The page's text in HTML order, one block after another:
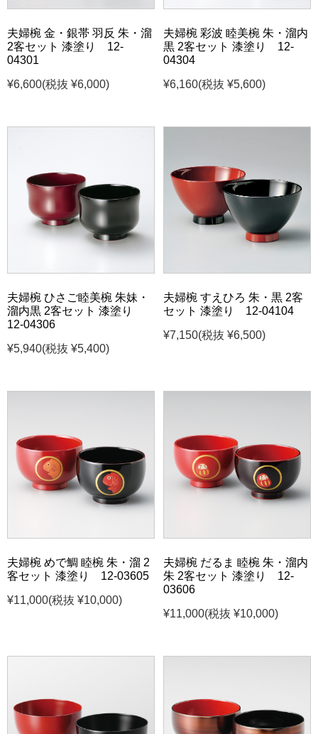
夫婦椀 金・銀帯 羽反 朱・溜
2客セット 漆塗り 12-
04301
¥6,600(税抜 ¥6,000)
夫婦椀 彩波 睦美椀 朱・溜内
黒 2客セット 漆塗り 12-
04304
¥6,160(税抜 ¥5,600)
夫婦椀 ひさご睦美椀 朱妹・
溜内黒 2客セット 漆塗り
12-04306
¥5,940(税抜 ¥5,400)
夫婦椀 すえひろ 朱・黒 2客
セット 漆塗り 12-04104
¥7,150(税抜 ¥6,500)
夫婦椀 めで鯛 睦椀 朱・溜 2
客セット 漆塗り 12-03605
¥11,000(税抜 ¥10,000)
夫婦椀 だるま 睦椀 朱・溜内
朱 2客セット 漆塗り 12-
03606
¥11,000(税抜 ¥10,000)